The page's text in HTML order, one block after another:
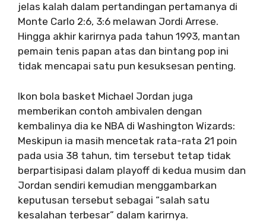
jelas kalah dalam pertandingan pertamanya di
Monte Carlo 2:6, 3:6 melawan Jordi Arrese.
Hingga akhir karirnya pada tahun 1993, mantan
pemain tenis papan atas dan bintang pop ini
tidak mencapai satu pun kesuksesan penting.
Ikon bola basket Michael Jordan juga
memberikan contoh ambivalen dengan
kembalinya dia ke NBA di Washington Wizards:
Meskipun ia masih mencetak rata-rata 21 poin
pada usia 38 tahun, tim tersebut tetap tidak
berpartisipasi dalam playoff di kedua musim dan
Jordan sendiri kemudian menggambarkan
keputusan tersebut sebagai “salah satu
kesalahan terbesar” dalam karirnya.